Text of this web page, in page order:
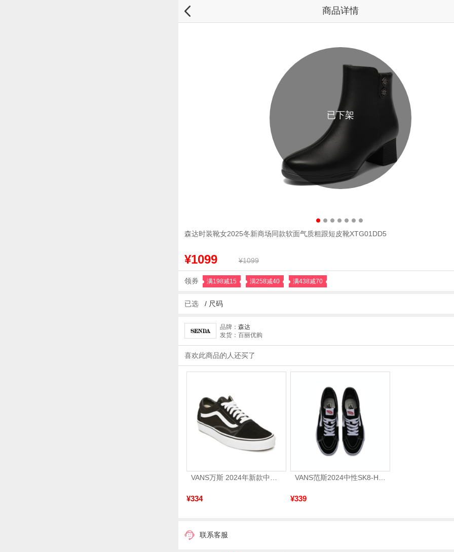
商品详情
已下架
森达时装靴女2025冬新商场同款软面气质粗跟短皮靴XTG01DD5
¥1099 ¥1099
领券 满198减15 满258减40 满438减70
已选 / 尺码
品牌： 森达
发货：百丽优购
喜欢此商品的人还买了
¥334 ¥339
联系客服